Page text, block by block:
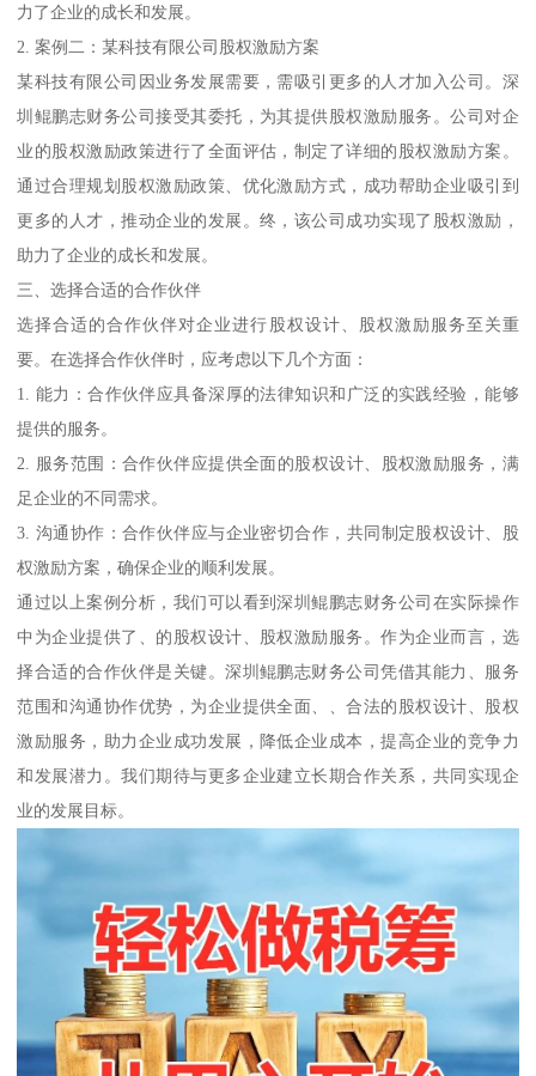
力了企业的成长和发展。
2. 案例二：某科技有限公司股权激励方案
某科技有限公司因业务发展需要，需吸引更多的人才加入公司。深
圳鲲鹏志财务公司接受其委托，为其提供股权激励服务。公司对企
业的股权激励政策进行了全面评估，制定了详细的股权激励方案。
通过合理规划股权激励政策、优化激励方式，成功帮助企业吸引到
更多的人才，推动企业的发展。终，该公司成功实现了股权激励，
助力了企业的成长和发展。
三、选择合适的合作伙伴
选择合适的合作伙伴对企业进行股权设计、股权激励服务至关重
要。在选择合作伙伴时，应考虑以下几个方面：
1. 能力：合作伙伴应具备深厚的法律知识和广泛的实践经验，能够
提供的服务。
2. 服务范围：合作伙伴应提供全面的股权设计、股权激励服务，满
足企业的不同需求。
3. 沟通协作：合作伙伴应与企业密切合作，共同制定股权设计、股
权激励方案，确保企业的顺利发展。
通过以上案例分析，我们可以看到深圳鲲鹏志财务公司在实际操作
中为企业提供了、的股权设计、股权激励服务。作为企业而言，选
择合适的合作伙伴是关键。深圳鲲鹏志财务公司凭借其能力、服务
范围和沟通协作优势，为企业提供全面、、合法的股权设计、股权
激励服务，助力企业成功发展，降低企业成本，提高企业的竞争力
和发展潜力。我们期待与更多企业建立长期合作关系，共同实现企
业的发展目标。